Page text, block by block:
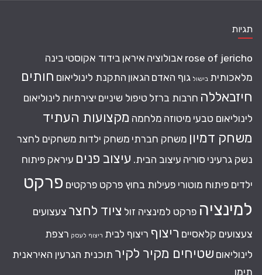
תגיות
rose of jericho אבולוציה איראן בידוד אקוסטי בינה
מלאכותית בישול גוף האדם הגאון התקנת לינוליאום חותים
חיזבאללה חרבות ברזל טיפול שיניים יצירתיות לינוליאום
לינוליאום טבעי מיטוזה מלחמה מקצועות העתיד
משחק דמיון משחק חברתי משחק ילדות משחקים לחצר
נשק גרעיני סוריה עיצוב הבית. עיצוב פנים עיראק פיתוח
ילדים פיתוח מוטורי פעילות בחוץ פרקט פרקטים פרקט
למינציה פרקט למינציה זול ציוד לחצר צעצועים
צעצועים קלאסיים ריצוף ריצוף לבית ריצוף לעסק רצפת
לינוליאום שטיחים מקיר לקיר תוכנית הגרעין האיראנית
תימן